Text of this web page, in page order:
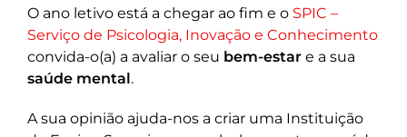
O ano letivo está a chegar ao fim e o SPIC –
Serviço de Psicologia, Inovação e Conhecimento
convida-o(a) a avaliar o seu bem-estar e a sua
saúde mental.
A sua opinião ajuda-nos a criar uma Instituição